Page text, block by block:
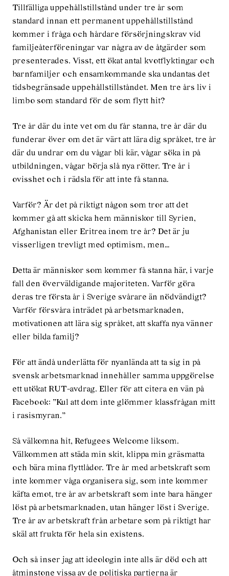
Tillfälliga uppehållstillstånd under tre år som
standard innan ett permanent uppehållstillstånd
kommer i fråga och hårdare försörjningskrav vid
familjeåterföreningar var några av de åtgärder som
presenterades. Visst, ett ökat antal kvotflyktingar och
barnfamiljer och ensamkommande ska undantas det
tidsbegränsade uppehållstillståndet. Men tre års liv i
limbo som standard för de som flytt hit?
Tre år där du inte vet om du får stanna, tre år där du
funderar över om det är värt att lära dig språket, tre år
där du undrar om du vågar bli kär, vågar söka in på
utbildningen, vågar börja slå nya rötter. Tre år i
ovisshet och i rädsla för att inte få stanna.
Varför? Är det på riktigt någon som tror att det
kommer gå att skicka hem människor till Syrien,
Afghanistan eller Eritrea inom tre år? Det är ju
visserligen trevligt med optimism, men…
Detta är människor som kommer få stanna här, i varje
fall den överväldigande majoriteten. Varför göra
deras tre första år i Sverige svårare än nödvändigt?
Varför försvåra inträdet på arbetsmarknaden,
motivationen att lära sig språket, att skaffa nya vänner
eller bilda familj?
För att ändå underlätta för nyanlända att ta sig in på
svensk arbetsmarknad innehåller samma uppgörelse
ett utökat RUT-avdrag. Eller för att citera en vän på
Facebook: ”Kul att dom inte glömmer klassfrågan mitt
i rasismyran.”
Så välkomna hit, Refugees Welcome liksom.
Välkommen att städa min skit, klippa min gräsmatta
och bära mina flyttlådor. Tre år med arbetskraft som
inte kommer våga organisera sig, som inte kommer
käfta emot, tre år av arbetskraft som inte bara hänger
löst på arbetsmarknaden, utan hänger löst i Sverige.
Tre år av arbetskraft från arbetare som på riktigt har
skäl att frukta för hela sin existens.
Och så inser jag att ideologin inte alls är död och att
åtminstone vissa av de politiska partierna är